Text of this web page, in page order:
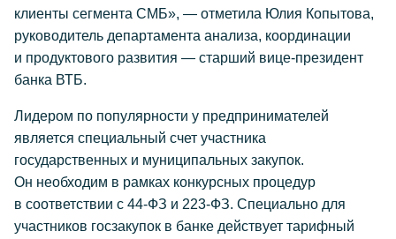
клиенты сегмента СМБ», — отметила Юлия Копытова,
руководитель департамента анализа, координации
и продуктового развития — старший вице-президент
банка ВТБ.
Лидером по популярности у предпринимателей
является специальный счет участника
государственных и муниципальных закупок.
Он необходим в рамках конкурсных процедур
в соответствии с 44-ФЗ и 223-ФЗ. Специально для
участников госзакупок в банке действует тарифный